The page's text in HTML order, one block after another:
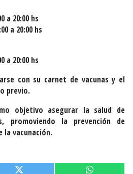
a 20:00 hs
a 20:00 hs
a 20:00 hs
con su carnet de vacunas y el
previo.
objetivo asegurar la salud de
promoviendo la prevención de
la vacunación.